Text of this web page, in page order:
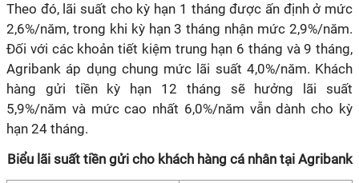
Theo đó, lãi suất cho kỳ hạn 1 tháng được ấn định ở mức
2,6%/năm, trong khi kỳ hạn 3 tháng nhận mức 2,9%/năm.
Đối với các khoản tiết kiệm trung hạn 6 tháng và 9 tháng,
Agribank áp dụng chung mức lãi suất 4,0%/năm. Khách
hàng gửi tiền kỳ hạn 12 tháng sẽ hưởng lãi suất
5,9%/năm và mức cao nhất 6,0%/năm vẫn dành cho kỳ
hạn 24 tháng.
Biểu lãi suất tiền gửi cho khách hàng cá nhân tại Agribank